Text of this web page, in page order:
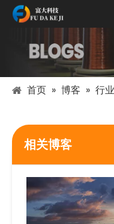
首页 » 博客 » 行
相关博客